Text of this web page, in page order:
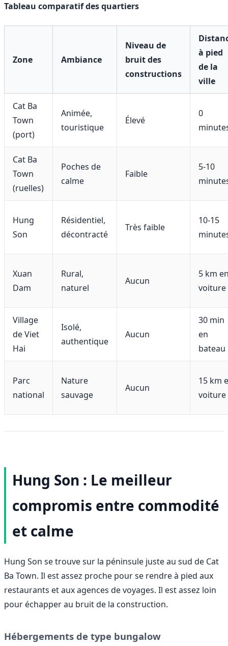
Tableau comparatif des quartiers
Zone Ambiance
Niveau de
bruit des
constructions
à pied
de la
ville
Cat Ba
Town
(port)
Animée,
touristique
Élevé
0
Cat Ba
Town
(ruelles)
Poches de
calme
Faible
5-10
Hung
Son
Résidentiel,
décontracté
Très faible
10-15
Xuan
Dam
Rural,
naturel
Aucun
5 km
voiture
Village
de Viet
Hai
Isolé,
authentique
Aucun
30 min
en
bateau
Parc
national
Nature
sauvage
Aucun
15 km
voiture
Hung Son : Le meilleur
compromis entre commodité
et calme
Hung Son se trouve sur la péninsule juste au sud de Cat
Ba Town. Il est assez proche pour se rendre à pied aux
restaurants et aux agences de voyages. Il est assez loin
pour échapper au bruit de la construction.
Hébergements de type bungalow